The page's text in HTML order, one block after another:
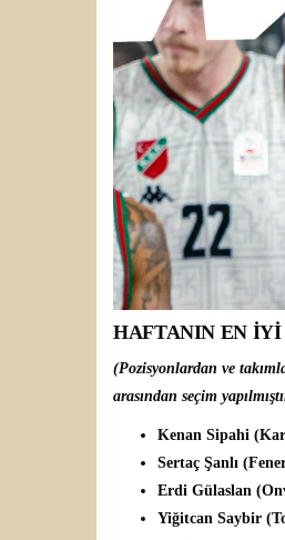
HAFTANIN EN
(Pozisyonlardan ve
arasından seçim
Kenan Sipahi
Sertaç Şanlı
Erdi Gülaslan
Yiğitcan Saybir